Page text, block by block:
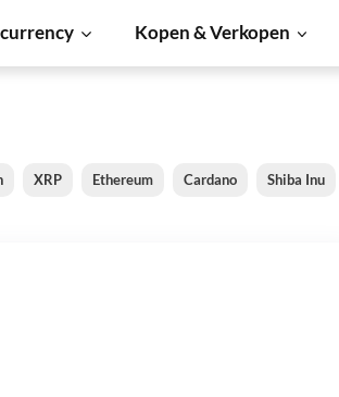
Kopen & Verkopen
XRP Ethereum Cardano Shiba Inu